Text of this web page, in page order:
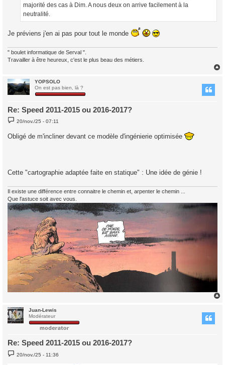
majorité des cas à Dim. A nous deux on arrive facilement à la
neutralité.
Je préviens j'en ai pas pour tout le monde
" boulet informatique de Serval ".
Travailler à être heureux, c'est le plus beau des métiers.
YOPSOLO
On est pas bien, là ?
Re: Speed 2011-2015 ou 2016-2017?
M
e
s
20/nov./25 - 07:11
Obligé de m'incliner devant ce modèle d'ingénierie optimisée
Cette "cartographie adaptée faite en statique" : Une idée de génie !
Il existe une différence entre connaitre le chemin et, arpenter le chemin ...
Que l'astuce soit avec vous.
Juan-Lewis
Modérateur
Re: Speed 2011-2015 ou 2016-2017?
M
e
20/nov./25 - 11:36